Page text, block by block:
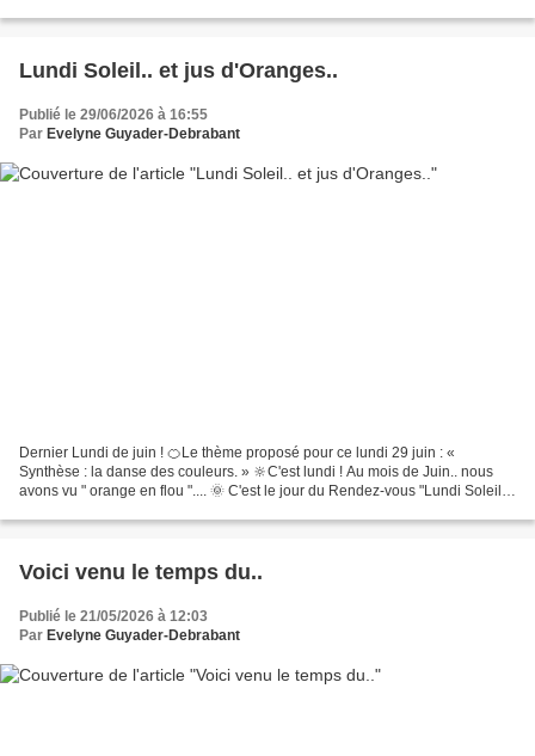
Lundi Soleil.. et jus d'Oranges..
Publié le 29/06/2026 à 16:55
Par Evelyne Guyader-Debrabant
Dernier Lundi de juin ! 🍊Le thème proposé pour ce lundi 29 juin : «
Synthèse : la danse des couleurs. » 🔆C'est lundi ! Au mois de Juin.. nous
avons vu " orange en flou ".... 🌞 C'est le jour du Rendez-vous "Lundi Soleil
Voici venu le temps du..
Publié le 21/05/2026 à 12:03
Par Evelyne Guyader-Debrabant